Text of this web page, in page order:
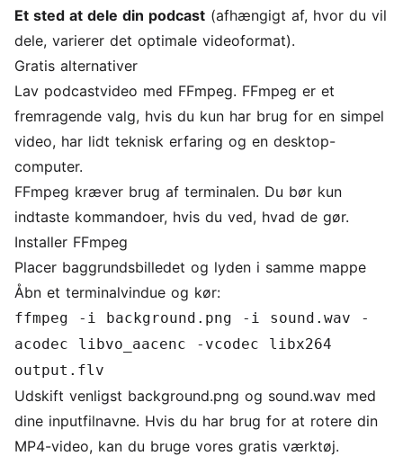
Et sted at dele din podcast (afhængigt af, hvor du vil
dele, varierer det optimale videoformat).
Gratis alternativer
Lav podcastvideo med FFmpeg. FFmpeg er et
fremragende valg, hvis du kun har brug for en simpel
video, har lidt teknisk erfaring og en desktop-
computer.
FFmpeg kræver brug af terminalen. Du bør kun
indtaste kommandoer, hvis du ved, hvad de gør.
Installer FFmpeg
Placer baggrundsbilledet og lyden i samme mappe
Åbn et terminalvindue og kør:
ffmpeg -i background.png -i sound.wav -
acodec libvo_aacenc -vcodec libx264
output.flv
Udskift venligst background.png og sound.wav med
dine inputfilnavne. Hvis du har brug for at rotere din
MP4-video, kan du bruge vores gratis værktøj.